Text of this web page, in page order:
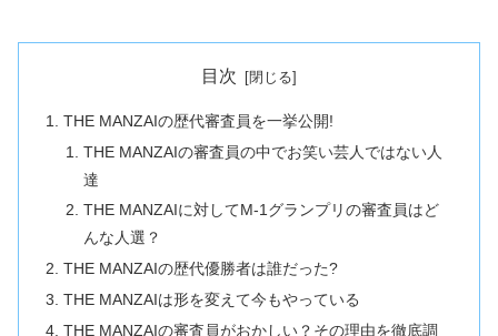
目次
THE MANZAIの歴代審査員を一挙公開!
THE MANZAIの審査員の中でお笑い芸人ではない人
達
THE MANZAIに対してM-1グランプリの審査員はど
んな人選？
THE MANZAIの歴代優勝者は誰だった?
THE MANZAIは形を変えて今もやっている
THE MANZAIの審査員がおかしい？その理由を徹底調